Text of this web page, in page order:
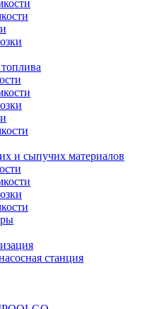
и сыпучих материалов
станция